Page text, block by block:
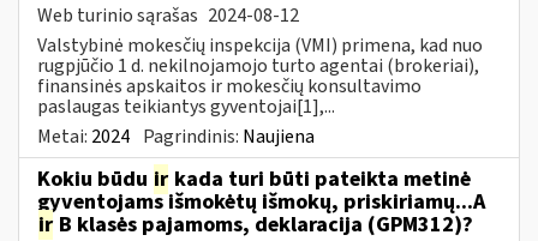
Web turinio sąrašas 2024-08-12
Valstybinė mokesčių inspekcija (VMI) primena, kad nuo
rugpjūčio 1 d. nekilnojamojo turto agentai (brokeriai),
finansinės apskaitos ir mokesčių konsultavimo
paslaugas teikiantys gyventojai[1],...
Metai: 2024 Pagrindinis: Naujiena
Kokiu būdu ir kada turi būti pateikta metinė
gyventojams išmokėtų išmokų, priskiriamų...A
ir B klasės pajamoms, deklaracija (GPM312)?